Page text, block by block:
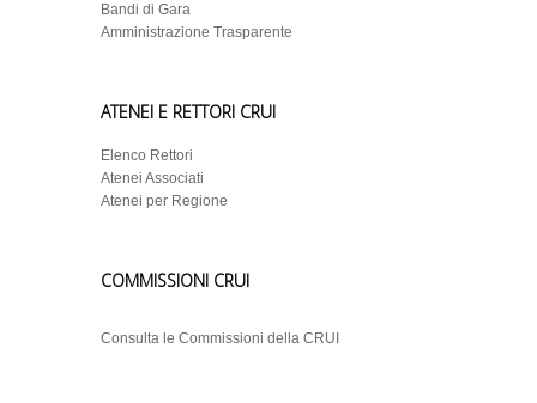
Bandi di Gara
Amministrazione Trasparente
ATENEI E RETTORI CRUI
Elenco Rettori
Atenei Associati
Atenei per Regione
COMMISSIONI CRUI
Consulta le Commissioni della CRUI